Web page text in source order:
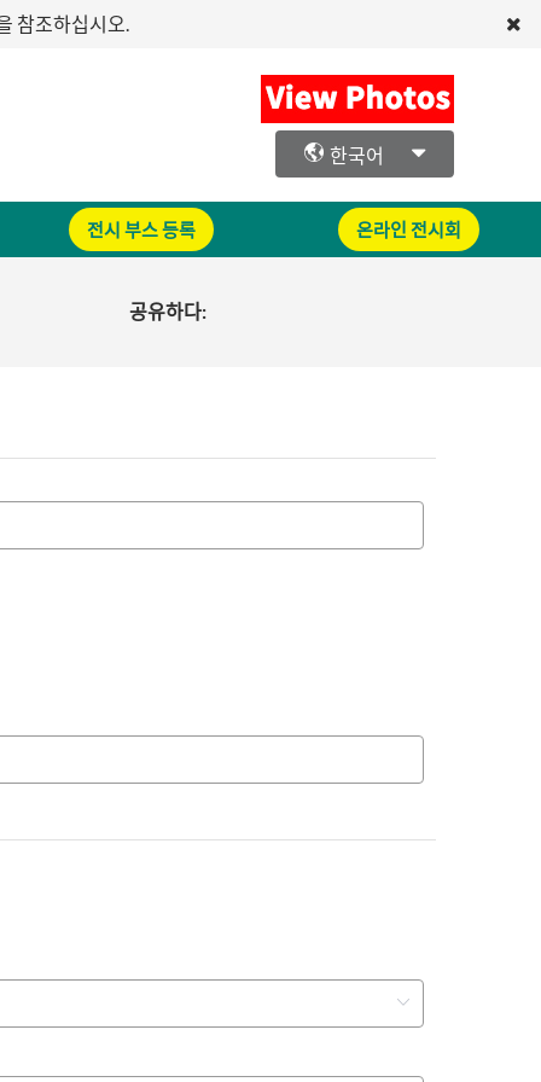
참조하십시오.
한국어
전시 부스 등록 온라인 전시회
공유하다: